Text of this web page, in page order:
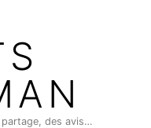
des avis…